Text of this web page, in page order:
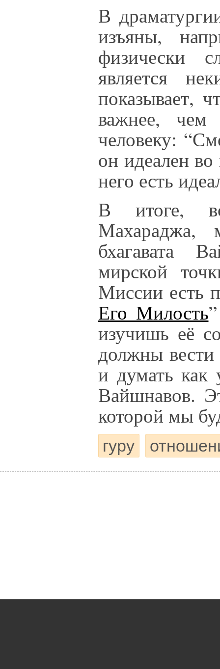
В
изъяны,
физически
является
показывает,
важнее,
человеку:
он идеален
него есть
В итоге,
Махараджа,
бхагавата
мирской
Миссии есть
Его Милость
изучишь её
должны вести
и думать как
Вайшнавов.
которой мы
гуру